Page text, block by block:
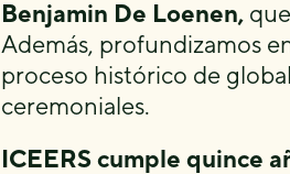
Benjamin De Loenen,que
Además, profundizamos
proceso histórico de
ceremoniales.
ICEERS cumple quince